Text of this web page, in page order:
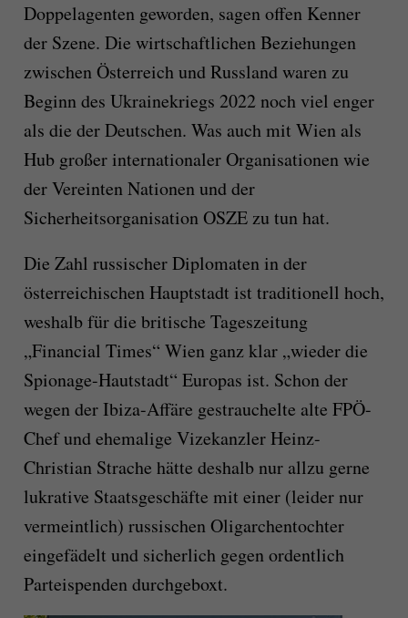
Doppelagenten geworden, sagen offen Kenner
der Szene. Die wirtschaftlichen Beziehungen
zwischen Österreich und Russland waren zu
Beginn des Ukrainekriegs 2022 noch viel enger
als die der Deutschen. Was auch mit Wien als
Hub großer internationaler Organisationen wie
der Vereinten Nationen und der
Sicherheitsorganisation OSZE zu tun hat.
Die Zahl russischer Diplomaten in der
österreichischen Hauptstadt ist traditionell hoch,
weshalb für die britische Tageszeitung
„Financial Times“ Wien ganz klar „wieder die
Spionage-Hautstadt“ Europas ist. Schon der
wegen der Ibiza-Affäre gestrauchelte alte FPÖ-
Chef und ehemalige Vizekanzler Heinz-
Christian Strache hätte deshalb nur allzu gerne
lukrative Staatsgeschäfte mit einer (leider nur
vermeintlich) russischen Oligarchentochter
eingefädelt und sicherlich gegen ordentlich
Parteispenden durchgeboxt.